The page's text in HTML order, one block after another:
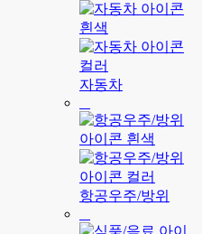
자동차
항공우주/방위